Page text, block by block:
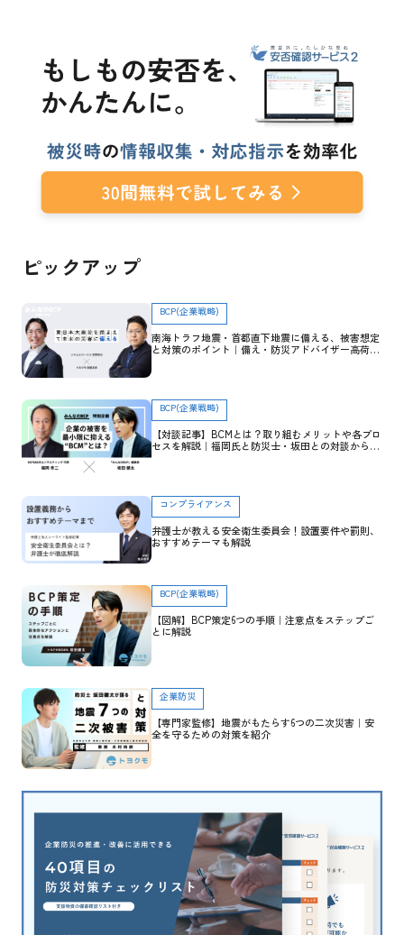
ピックアップ
BCP(企業戦略)
南海トラフ地震・首都直下地震に備える、被害想定
と対策のポイント｜備え・防災アドバイザー高荷智
BCP(企業戦略)
【対談記事】BCMとは？取り組むメリットや各プロ
セスを解説｜福岡氏と防災士・坂田との対談から学
コンプライアンス
弁護士が教える安全衛生委員会！設置要件や罰則、
おすすめテーマも解説
BCP(企業戦略)
【図解】BCP策定6つの手順｜注意点をステップご
とに解説
企業防災
【専門家監修】地震がもたらす6つの二次災害｜安
全を守るための対策を紹介